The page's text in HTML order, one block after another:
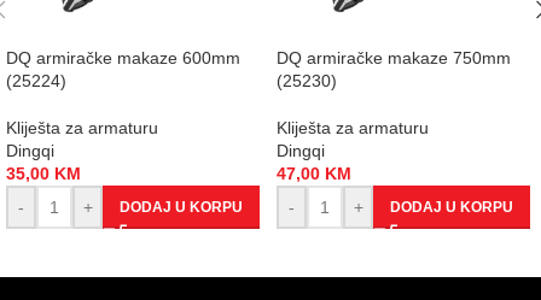
DQ armiračke makaze 600mm
(25224)
Kliješta za armaturu
Dingqi
35,00 KM
-
+ DODAJ U KORPU
DQ armiračke makaze 750mm
(25230)
Kliješta za armaturu
Dingqi
47,00 KM
-
+ DODAJ U KORPU